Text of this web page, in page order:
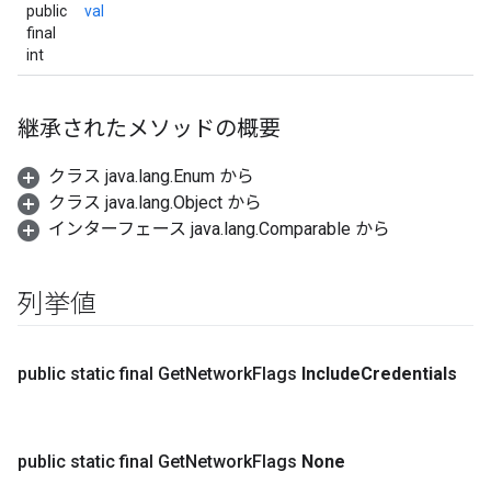
public
final
int
val
継承されたメソッドの概要
クラス java.lang.Enum から
クラス java.lang.Object から
インターフェース java.lang.Comparable から
列挙値
public static final GetNetworkFlags IncludeCredentials
public static final GetNetworkFlags None